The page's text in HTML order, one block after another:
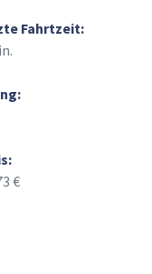
Fahrtzeit:
€